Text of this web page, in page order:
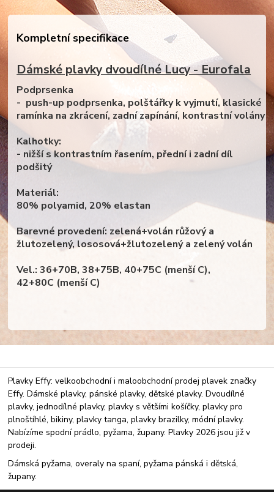
Kompletní specifikace
Dámské plavky dvoudílné Lucy - Eurofala
Podprsenka
- push-up podprsenka, polštářky k vyjmutí, klasické
ramínka na zkrácení, zadní zapínání, kontrastní volány
Kalhotky:
- nižší s kontrastním řasením, přední i zadní díl
podšitý
Materiál:
80% polyamid, 20% elastan
Barevné provedení: zelená+volán růžový a
žlutozelený, lososová+žlutozelený a zelený volán
Vel.: 36+70B, 38+75B, 40+75C (menší C),
42+80C (menší C)
Plavky Effy: velkoobchodní i maloobchodní prodej plavek značky
Effy. Dámské plavky, pánské plavky, dětské plavky. Dvoudílné
plavky, jednodílné plavky, plavky s většími košíčky, plavky pro
plnoštíhlé, bikiny, plavky tanga, plavky brazilky, módní plavky.
Nabízíme spodní prádlo, pyžama, župany. Plavky 2026 jsou již v
prodeji.
Dámská pyžama, overaly na spaní, pyžama pánská i dětská,
župany.